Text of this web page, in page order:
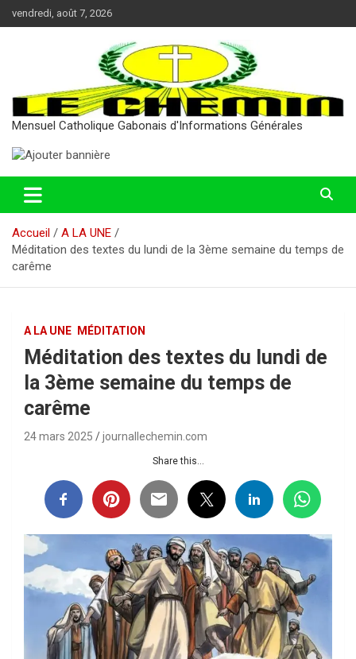
au
vendredi, août 7, 2026
Mensuel Catholique Gabonais d'Informations Générales
Accueil
A LA UNE
Méditation des textes du lundi de la 3ème semaine du temps de
carême
A LA UNE MÉDITATION
Méditation des textes du lundi de
la 3ème semaine du temps de
carême
24 mars 2025 journallechemin.com
Share this...